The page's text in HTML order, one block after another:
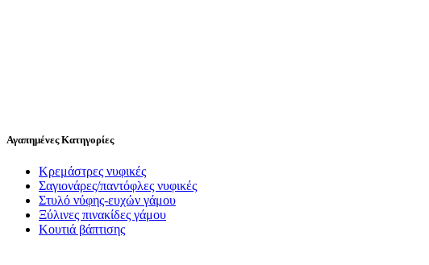
Αγαπημένες Κατηγορίες
Κρεμάστρες νυφικές
Σαγιονάρες/παντόφλες νυφικές
Στυλό νύφης-ευχών γάμου
Ξύλινες πινακίδες γάμου
Κουτιά βάπτισης